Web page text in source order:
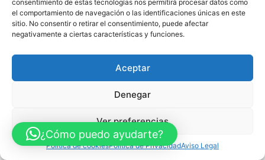
consentimiento de estas tecnologías nos permitirá procesar datos como
el comportamiento de navegación o las identificaciones únicas en este
sitio. No consentir o retirar el consentimiento, puede afectar
negativamente a ciertas características y funciones.
Aceptar
Denegar
Ver preferencias
Política de cookiesPolítica de PrivacidadAviso Legal
¿Cómo puedo ayudarte?